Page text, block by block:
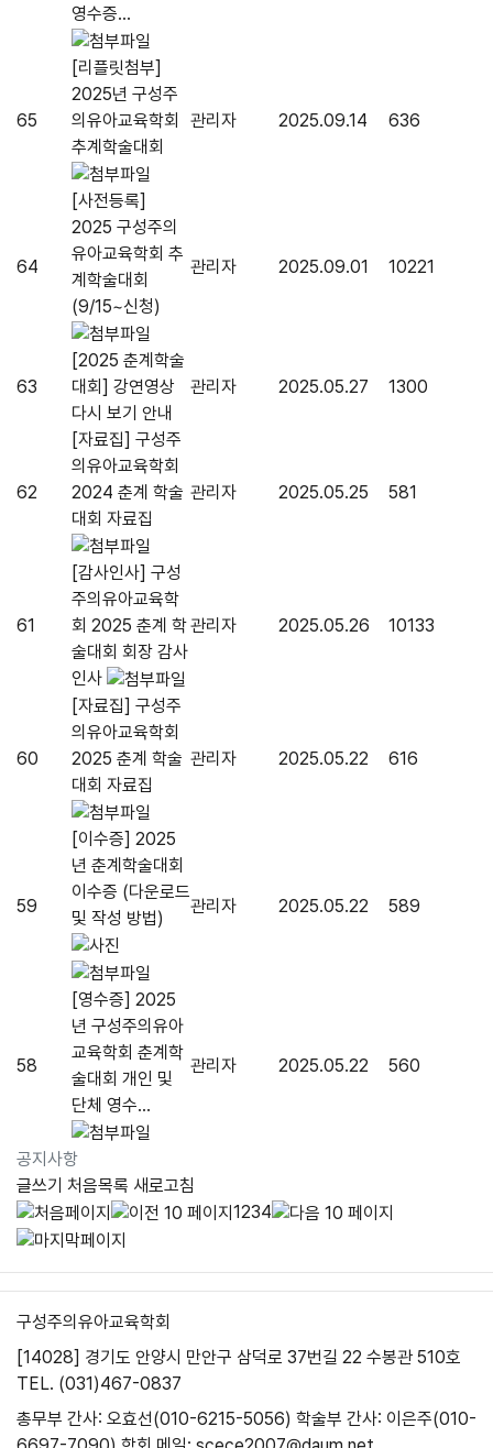
공지사항
영수증...
65
[리플릿첨부]
2025년 구성주
의유아교육학회
추계학술대회
관리자 2025.09.14 636
64
[사전등록]
2025 구성주의
유아교육학회 추
계학술대회
(9/15~신청)
관리자 2025.09.01 10221
63
[2025 춘계학술
대회] 강연영상
다시 보기 안내
관리자 2025.05.27 1300
62
[자료집] 구성주
의유아교육학회
2024 춘계 학술
대회 자료집
관리자 2025.05.25 581
61
[감사인사] 구성
주의유아교육학
회 2025 춘계 학
술대회 회장 감사
인사
관리자 2025.05.26 10133
60
[자료집] 구성주
의유아교육학회
2025 춘계 학술
대회 자료집
관리자 2025.05.22 616
59
[이수증] 2025
년 춘계학술대회
이수증 (다운로드
및 작성 방법)
관리자 2025.05.22 589
58
[영수증] 2025
년 구성주의유아
교육학회 춘계학
술대회 개인 및
단체 영수...
관리자 2025.05.22 560
글쓰기 처음목록 새로고침
1234
구성주의유아교육학회
[14028] 경기도 안양시 만안구 삼덕로 37번길 22 수봉관 510호
TEL. (031)467-0837
총무부 간사: 오효선(010-6215-5056) 학술부 간사: 이은주(010-